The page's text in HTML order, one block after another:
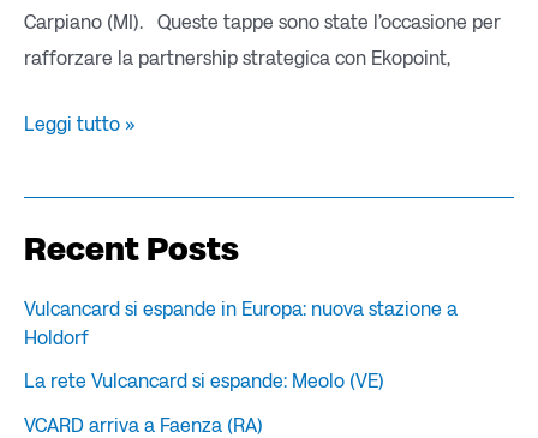
Carpiano (MI). Queste tappe sono state l’occasione per
rafforzare la partnership strategica con Ekopoint,
Leggi tutto »
Recent Posts
Vulcancard si espande in Europa: nuova stazione a
Holdorf
La rete Vulcancard si espande: Meolo (VE)
VCARD arriva a Faenza (RA)